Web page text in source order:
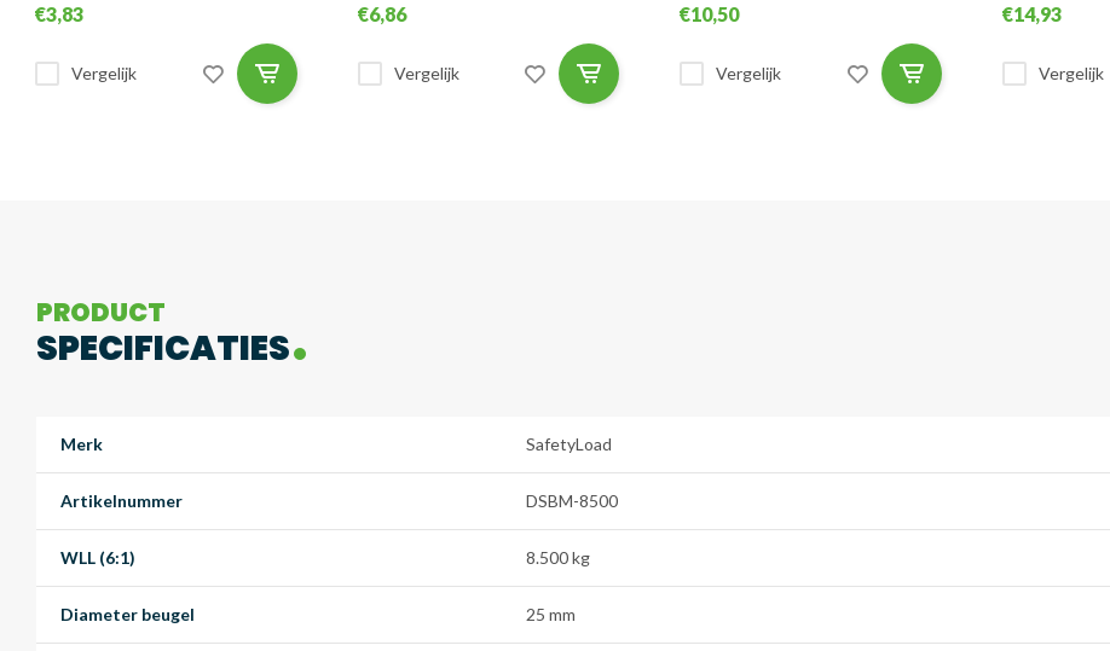
€3,83
Vergelijk
€6,86
Vergelijk
€10,50
Vergelijk
€14,93
Vergelijk
PRODUCT
SPECIFICATIES
Merk SafetyLoad
Artikelnummer DSBM-8500
WLL (6:1) 8.500 kg
Diameter beugel 25 mm